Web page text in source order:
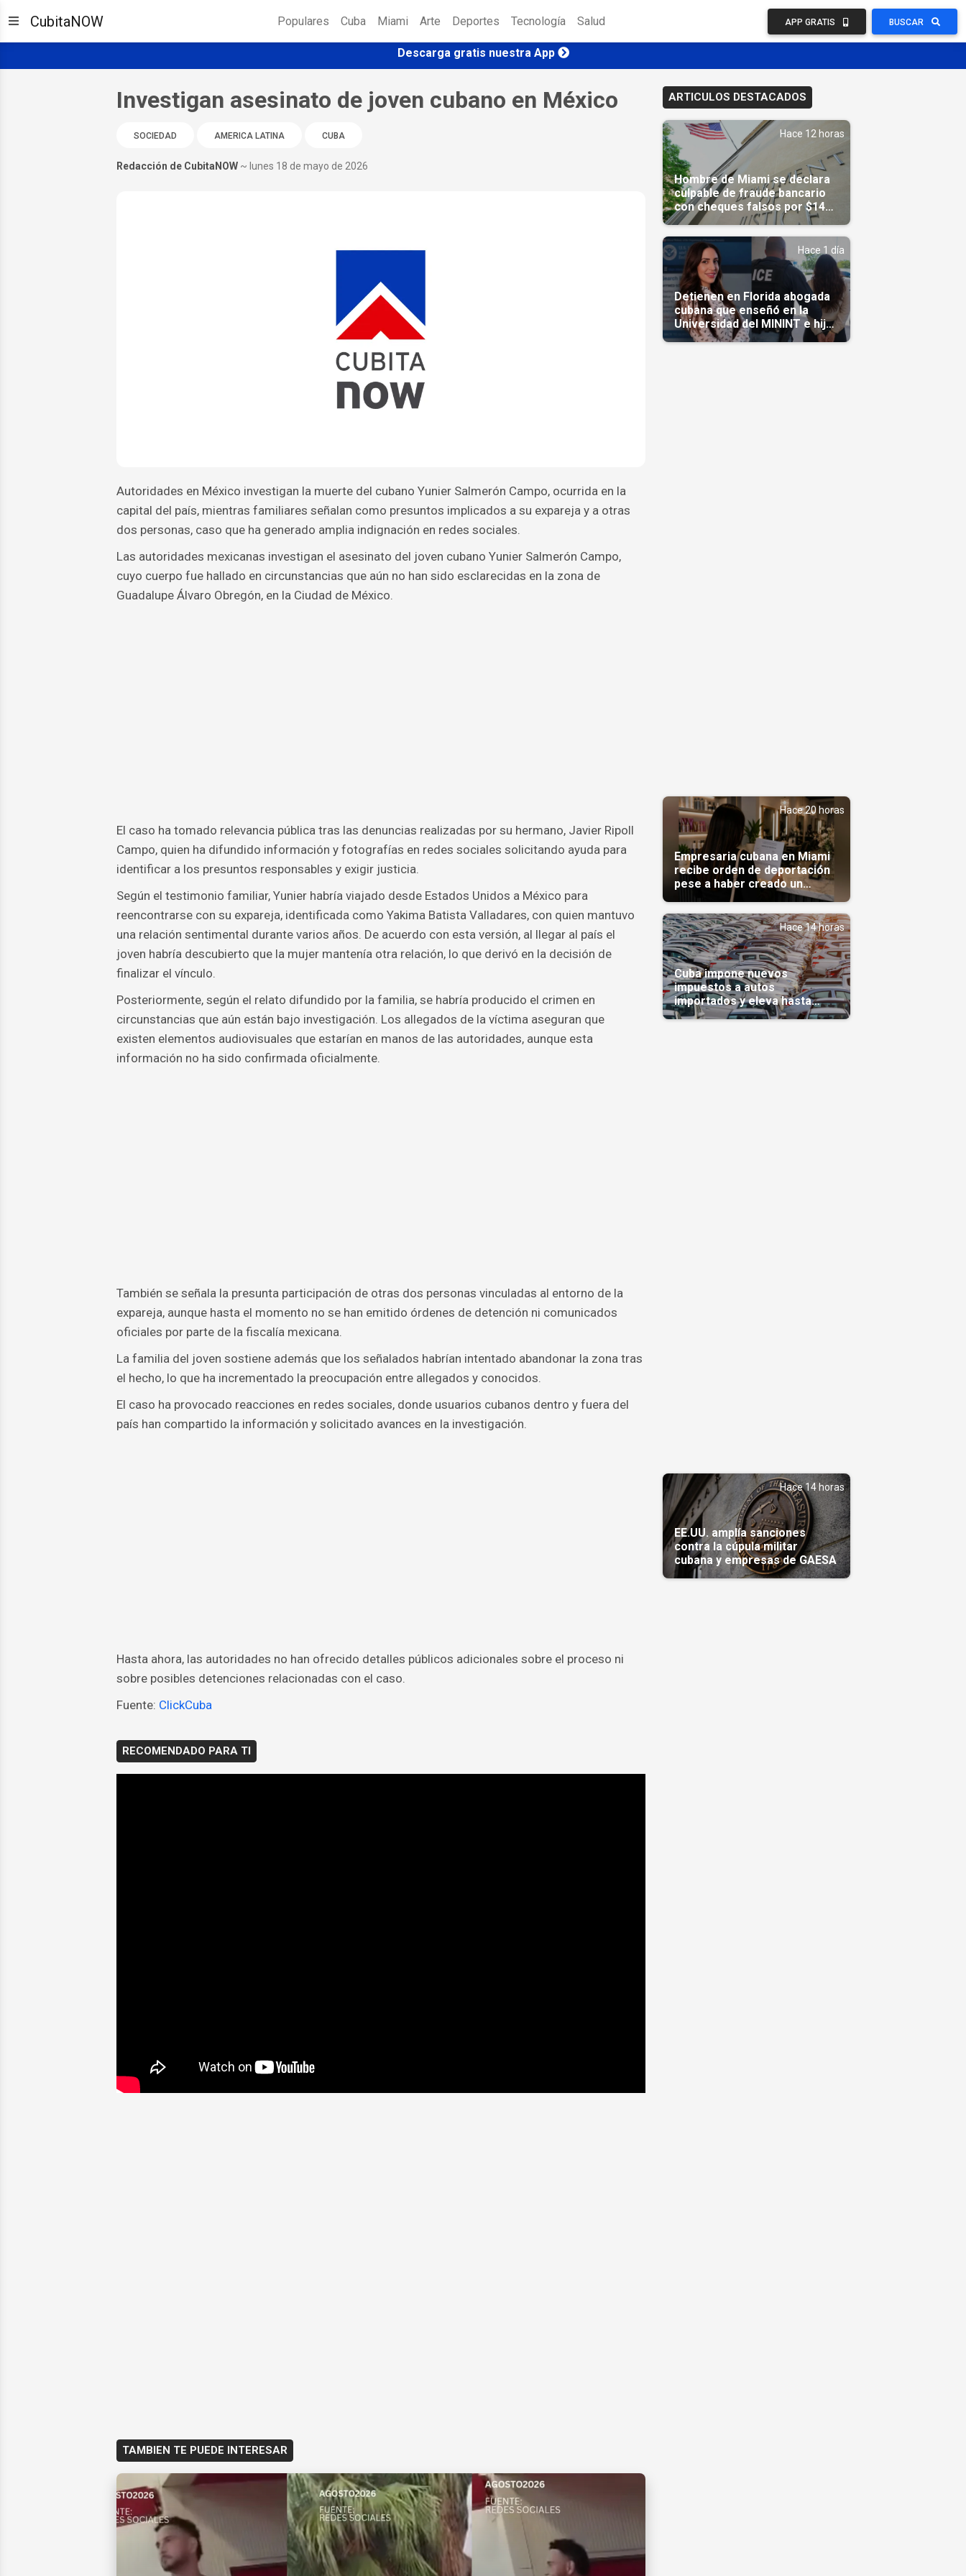
CubitaNOW Populares Cuba Miami Arte Deportes Tecnología Salud APP GRATIS BUSCAR
Descarga gratis nuestra App
Investigan asesinato de joven cubano en México
SOCIEDAD AMERICA LATINA CUBA
Redacción de CubitaNOW ~ lunes 18 de mayo de 2026
Autoridades en México investigan la muerte del cubano Yunier Salmerón Campo, ocurrida en la
capital del país, mientras familiares señalan como presuntos implicados a su expareja y a otras
dos personas, caso que ha generado amplia indignación en redes sociales.
Las autoridades mexicanas investigan el asesinato del joven cubano Yunier Salmerón Campo,
cuyo cuerpo fue hallado en circunstancias que aún no han sido esclarecidas en la zona de
Guadalupe Álvaro Obregón, en la Ciudad de México.
El caso ha tomado relevancia pública tras las denuncias realizadas por su hermano, Javier Ripoll
Campo, quien ha difundido información y fotografías en redes sociales solicitando ayuda para
identificar a los presuntos responsables y exigir justicia.
Según el testimonio familiar, Yunier habría viajado desde Estados Unidos a México para
reencontrarse con su expareja, identificada como Yakima Batista Valladares, con quien mantuvo
una relación sentimental durante varios años. De acuerdo con esta versión, al llegar al país el
joven habría descubierto que la mujer mantenía otra relación, lo que derivó en la decisión de
finalizar el vínculo.
Posteriormente, según el relato difundido por la familia, se habría producido el crimen en
circunstancias que aún están bajo investigación. Los allegados de la víctima aseguran que
existen elementos audiovisuales que estarían en manos de las autoridades, aunque esta
información no ha sido confirmada oficialmente.
También se señala la presunta participación de otras dos personas vinculadas al entorno de la
expareja, aunque hasta el momento no se han emitido órdenes de detención ni comunicados
oficiales por parte de la fiscalía mexicana.
La familia del joven sostiene además que los señalados habrían intentado abandonar la zona tras
el hecho, lo que ha incrementado la preocupación entre allegados y conocidos.
El caso ha provocado reacciones en redes sociales, donde usuarios cubanos dentro y fuera del
país han compartido la información y solicitado avances en la investigación.
Hasta ahora, las autoridades no han ofrecido detalles públicos adicionales sobre el proceso ni
sobre posibles detenciones relacionadas con el caso.
Fuente: ClickCuba
RECOMENDADO PARA TI
TAMBIEN TE PUEDE INTERESAR
ARTICULOS DESTACADOS
Hace 12 horas
Hombre de Miami se declara
culpable de fraude bancario
con cheques falsos por $14
millones
Hace 1 día
Detienen en Florida abogada
cubana que enseñó en la
Universidad del MININT e hija
de diplomático cubano
Hace 20 horas
Empresaria cubana en Miami
recibe orden de deportación
pese a haber creado un
Hace 14 horas
Cuba impone nuevos
impuestos a autos
importados y eleva hasta
5.000 dólares el gravamen
Hace 14 horas
EE.UU. amplía sanciones
contra la cúpula militar
cubana y empresas de GAESA